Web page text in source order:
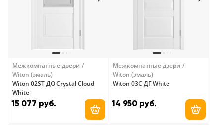
Межкомнатные двери
Witon (эмаль)
Witon 02ST ДО Crystal Cloud
White
15 077 руб.
Добавить в корзину
Межкомнатные двери
Witon (эмаль)
Witon 03C ДГ White
14 950 руб.